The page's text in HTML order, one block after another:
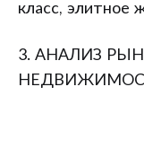
класс, элитное
3. АНАЛИЗ